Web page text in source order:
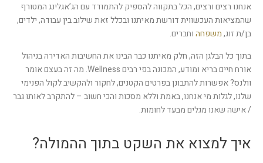
אנחנו רצים ורצים, הכל בתקווה להספיק להתמודד עם הג’אגלינג המטורף
שהמציאות העכשווית דורשת מאיתנו ובכלל זאת שילוב בין עבודה, ילדים,
בן/ת זוג,משפחהוחברים.
בתוך כל הבלגן הזה, חלק מאיתנו כבר הבינו את החשיבות האדירה בניהול
אורח חיים בריא ומודע, המכונה בפי רבים Wellness. מה זה בעצם אומר
וולנס? אפשרות להתבונן בפרטים הקטנים, לחקור ולהקשיב לקול הפנימי
שלנו, לגלות מי אנחנו, באמת וללא מסכות והכי חשוב – להתקרב לאותו גבר
/ אישה שאנו מגלים מבעד לחומות.
איך למצוא את השקט בתוך ההמולה?